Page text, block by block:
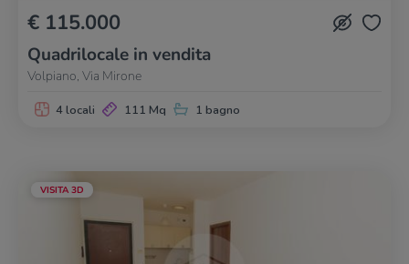
€ 115.000
Quadrilocale in vendita
Volpiano, Via Mirone
4 locali 111 Mq 1 bagno
VISITA 3D